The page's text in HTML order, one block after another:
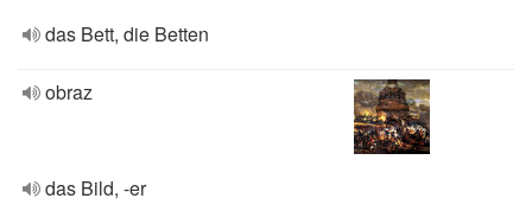
das Bett, die Betten
obraz
das Bild, -er